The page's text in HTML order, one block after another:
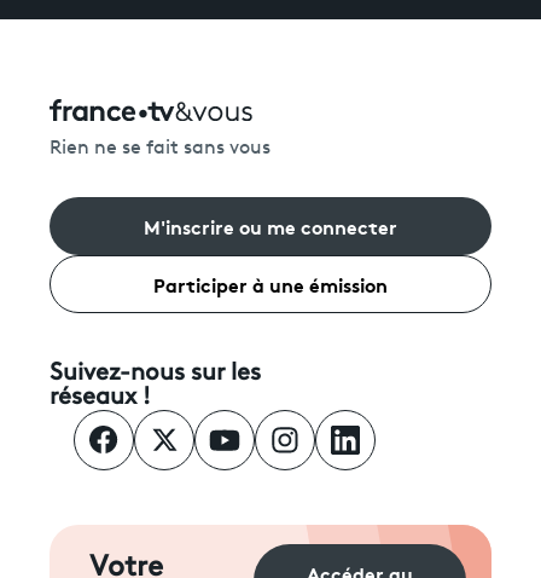
Rien ne se fait sans vous
M'inscrire ou me connecter
Participer à une émission
Suivez-nous sur les
réseaux !
Votre
Accéder au